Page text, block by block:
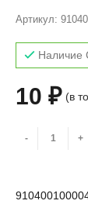
Артикул:
Наличие
10 ₽ (в
- +